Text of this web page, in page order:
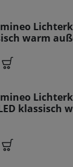
warm
klassisch